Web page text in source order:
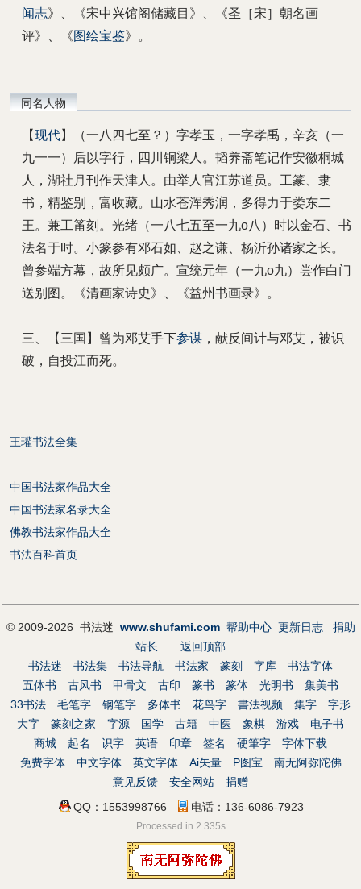
闻志》、《宋中兴馆阁储藏目》、《圣［宋］朝名画
评》、《图绘宝鉴》。
同名人物
【现代】（一八四七至？）字孝玉，一字孝禹，辛亥（一
九一一）后以字行，四川铜梁人。韬养斋笔记作安徽桐城
人，湖社月刊作天津人。由举人官江苏道员。工篆、隶
书，精鉴别，富收藏。山水苍浑秀润，多得力于娄东二
王。兼工筩刻。光绪（一八七五至一九o八）时以金石、书
法名于时。小篆参有邓石如、赵之谦、杨沂孙诸家之长。
曾参端方幕，故所见颇广。宣统元年（一九o九）尝作白门
送别图。《清画家诗史》、《益州书画录》。
三、【三国】曾为邓艾手下参谋 ，献反间计与邓艾，被识
破，自投江而死。
王瓘书法全集
中国书法家作品大全
中国书法家名录大全
佛教书法家作品大全
书法百科首页
© 2009-2026 书法迷 www.shufami.com 帮助中心 更新日志
捐助
站长
返回顶部
书法迷
书法集 书法导航 书法家 篆刻 字库
书法字体
五体书
古风书 甲骨文 古印 篆书 篆体 光明书
集美书
33书法
毛笔字 钢笔字 多体书 花鸟字 書法视频 集字
字形
大字
篆刻之家 字源 国学 古籍 中医 象棋 游戏
电子书
商城
起名 识字 英语 印章 签名 硬筆字
字体下载
免费字体
中文字体 英文字体 Ai矢量 P图宝
南无阿弥陀佛
意见反馈
安全网站
捐赠
QQ：1553998766
电话：136-6086-7923
Processed in 2.335s